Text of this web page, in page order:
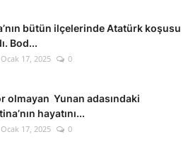
bütün ilçelerinde Atatürk koşusu
Bod...
Ocak 17, 2025 0
olmayan Yunan adasındaki
hayatını...
Ocak 17, 2025 0